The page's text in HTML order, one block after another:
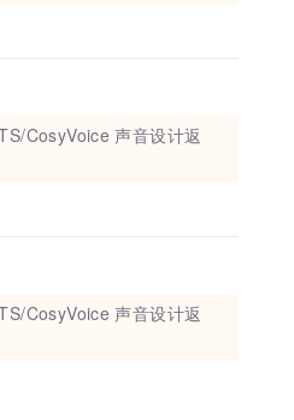
CosyVoice 声音设计返
CosyVoice 声音设计返